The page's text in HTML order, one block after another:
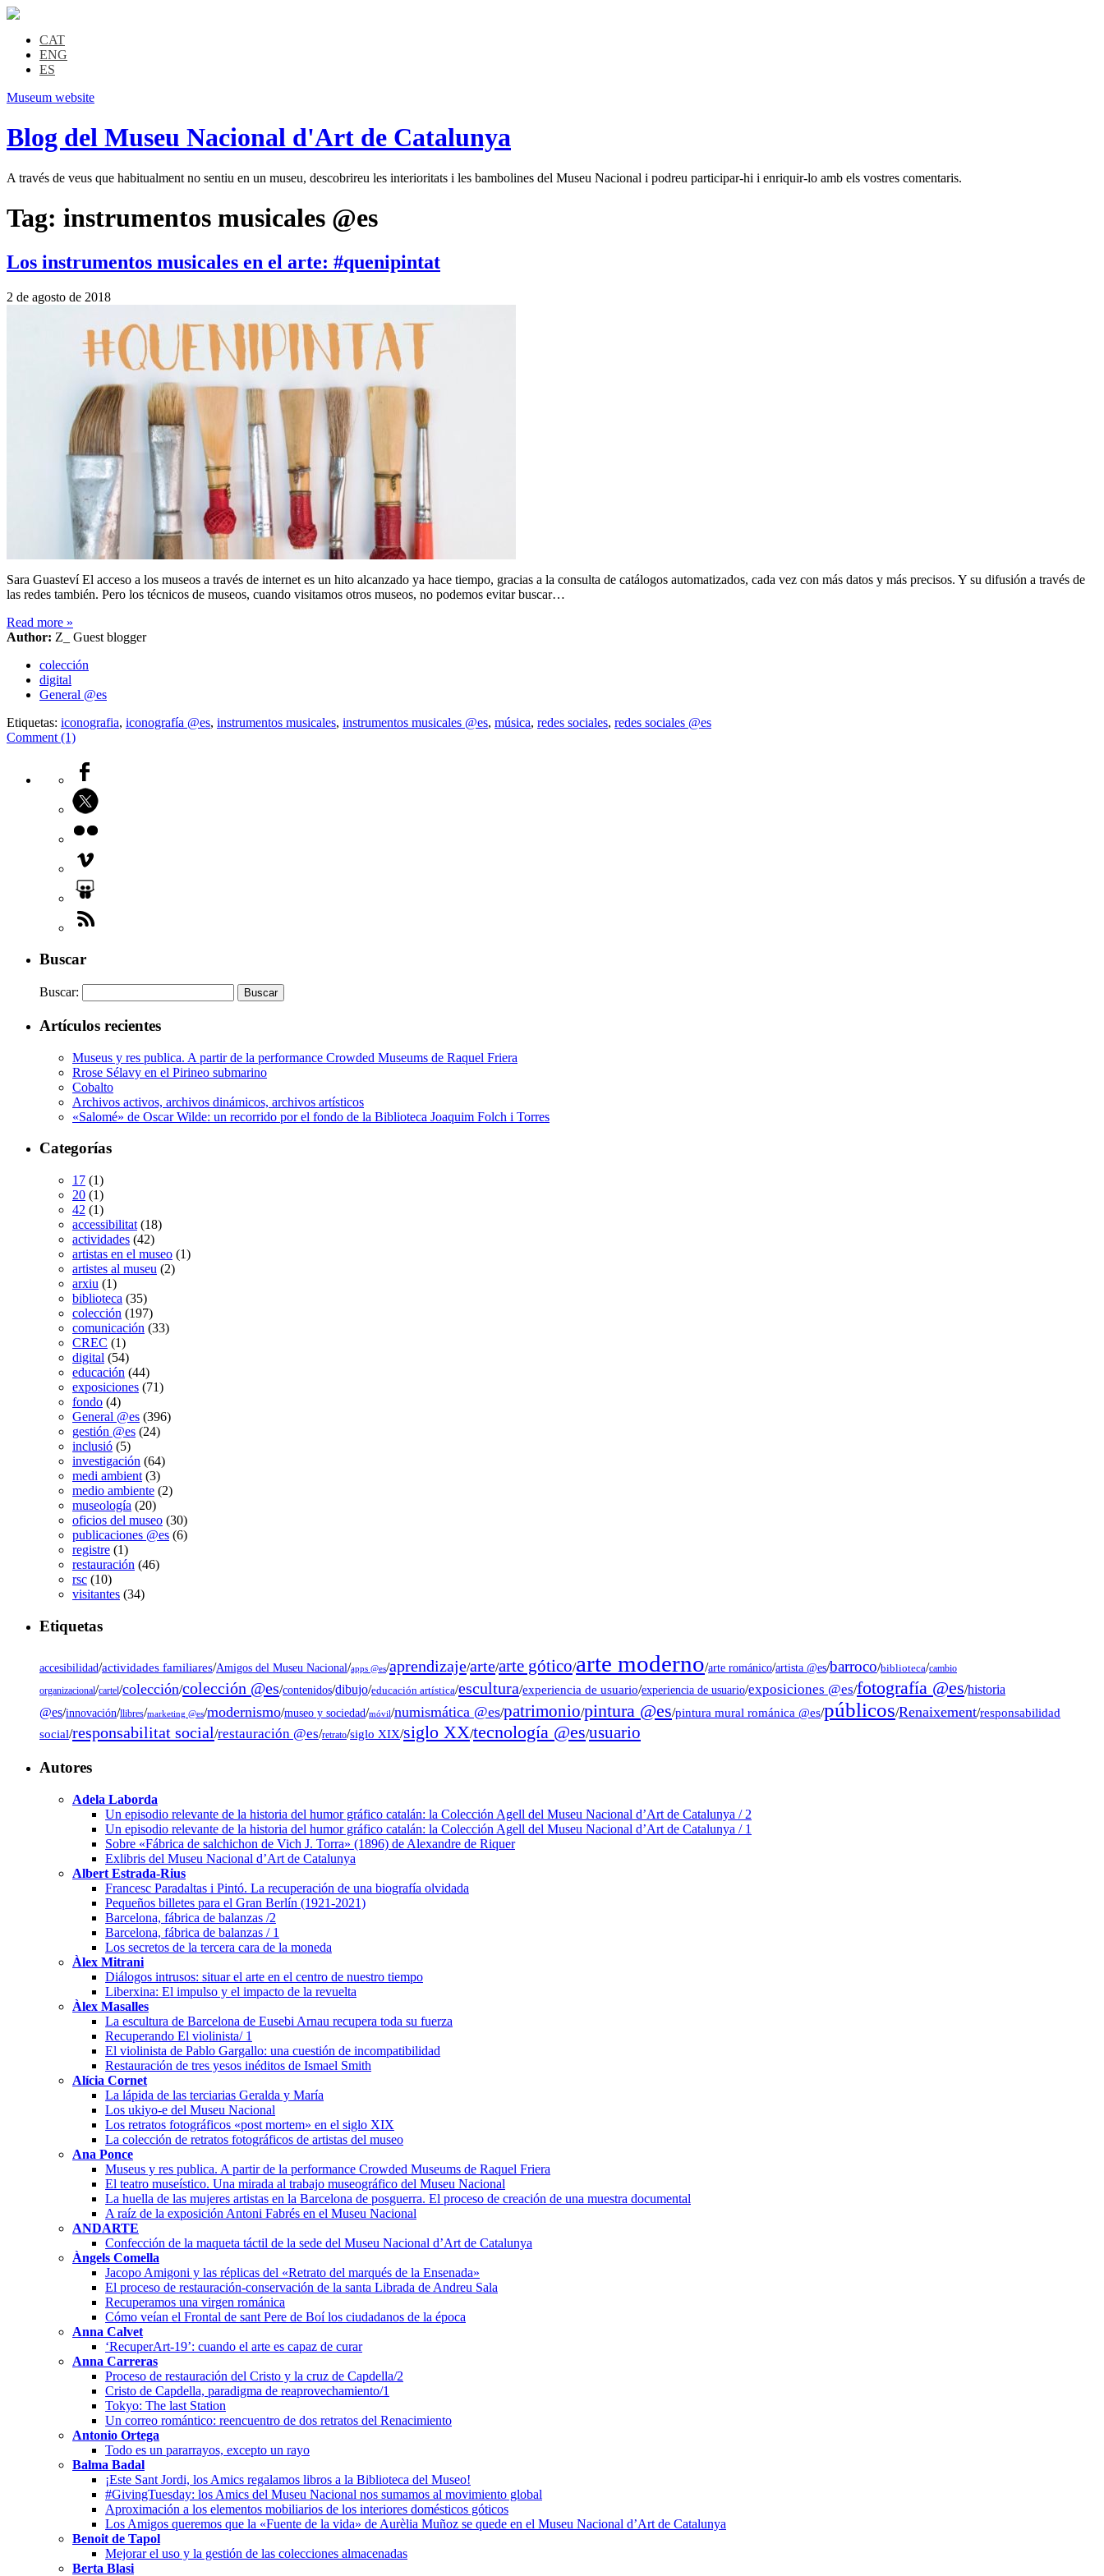
CAT
ENG
ES
Museum website
Blog del Museu Nacional d'Art de Catalunya
A través de veus que habitualment no sentiu en un museu, descobrireu les interioritats i les bambolines del Museu Nacional i podreu participar-hi i enriquir-lo amb els vostres comentaris.
Tag: instrumentos musicales @es
Los instrumentos musicales en el arte: #quenipintat
2 de agosto de 2018
Sara Guasteví El acceso a los museos a través de internet es un hito alcanzado ya hace tiempo, gracias a la consulta de catálogos automatizados, cada vez con más datos y más precisos. Y su difusión a través de
las redes también. Pero los técnicos de museos, cuando visitamos otros museos, no podemos evitar buscar…
Read more »
Author: Z_ Guest blogger
colección
digital
General @es
Etiquetas: iconografia, iconografía @es, instrumentos musicales, instrumentos musicales @es, música, redes sociales, redes sociales @es
Comment (1)
Buscar
Buscar:
Artículos recientes
Museus y res publica. A partir de la performance Crowded Museums de Raquel Friera
Rrose Sélavy en el Pirineo submarino
Cobalto
Archivos activos, archivos dinámicos, archivos artísticos
«Salomé» de Oscar Wilde: un recorrido por el fondo de la Biblioteca Joaquim Folch i Torres
Categorías
17 (1)
20 (1)
42 (1)
accessibilitat (18)
actividades (42)
artistas en el museo (1)
artistes al museu (2)
arxiu (1)
biblioteca (35)
colección (197)
comunicación (33)
CREC (1)
digital (54)
educación (44)
exposiciones (71)
fondo (4)
General @es (396)
gestión @es (24)
inclusió (5)
investigación (64)
medi ambient (3)
medio ambiente (2)
museología (20)
oficios del museo (30)
publicaciones @es (6)
registre (1)
restauración (46)
rsc (10)
visitantes (34)
Etiquetas
accesibilidad/actividades familiares/Amigos del Museu Nacional/apps @es/aprendizaje/arte/arte gótico/arte moderno/arte románico/artista @es/barroco/biblioteca/cambio
organizacional/cartel/colección/colección @es/contenidos/dibujo/educación artística/escultura/experiencia de usuario/experiencia de usuario/exposiciones @es/fotografía @es/historia
@es/innovación/llibres/marketing @es/modernismo/museo y sociedad/móvil/numismática @es/patrimonio/pintura @es/pintura mural románica @es/públicos/Renaixement/responsabilidad
social/responsabilitat social/restauración @es/retrato/siglo XIX/siglo XX/tecnología @es/usuario
Autores
Adela Laborda
Un episodio relevante de la historia del humor gráfico catalán: la Colección Agell del Museu Nacional d’Art de Catalunya / 2
Un episodio relevante de la historia del humor gráfico catalán: la Colección Agell del Museu Nacional d’Art de Catalunya / 1
Sobre «Fábrica de salchichon de Vich J. Torra» (1896) de Alexandre de Riquer
Exlibris del Museu Nacional d’Art de Catalunya
Albert Estrada-Rius
Francesc Paradaltas i Pintó. La recuperación de una biografía olvidada
Pequeños billetes para el Gran Berlín (1921-2021)
Barcelona, fábrica de balanzas /2
Barcelona, fábrica de balanzas / 1
Los secretos de la tercera cara de la moneda
Àlex Mitrani
Diálogos intrusos: situar el arte en el centro de nuestro tiempo
Liberxina: El impulso y el impacto de la revuelta
Àlex Masalles
La escultura de Barcelona de Eusebi Arnau recupera toda su fuerza
Recuperando El violinista/ 1
El violinista de Pablo Gargallo: una cuestión de incompatibilidad
Restauración de tres yesos inéditos de Ismael Smith
Alícia Cornet
La lápida de las terciarias Geralda y María
Los ukiyo-e del Museu Nacional
Los retratos fotográficos «post mortem» en el siglo XIX
La colección de retratos fotográficos de artistas del museo
Ana Ponce
Museus y res publica. A partir de la performance Crowded Museums de Raquel Friera
El teatro museístico. Una mirada al trabajo museográfico del Museu Nacional
La huella de las mujeres artistas en la Barcelona de posguerra. El proceso de creación de una muestra documental
A raíz de la exposición Antoni Fabrés en el Museu Nacional
ANDARTE
Confección de la maqueta táctil de la sede del Museu Nacional d’Art de Catalunya
Àngels Comella
Jacopo Amigoni y las réplicas del «Retrato del marqués de la Ensenada»
El proceso de restauración-conservación de la santa Librada de Andreu Sala
Recuperamos una virgen románica
Cómo veían el Frontal de sant Pere de Boí los ciudadanos de la época
Anna Calvet
‘RecuperArt-19’: cuando el arte es capaz de curar
Anna Carreras
Proceso de restauración del Cristo y la cruz de Capdella/2
Cristo de Capdella, paradigma de reaprovechamiento/1
Tokyo: The last Station
Un correo romántico: reencuentro de dos retratos del Renacimiento
Antonio Ortega
Todo es un pararrayos, excepto un rayo
Balma Badal
¡Este Sant Jordi, los Amics regalamos libros a la Biblioteca del Museo!
#GivingTuesday: los Amics del Museu Nacional nos sumamos al movimiento global
Aproximación a los elementos mobiliarios de los interiores domésticos góticos
Los Amigos queremos que la «Fuente de la vida» de Aurèlia Muñoz se quede en el Museu Nacional d’Art de Catalunya
Benoit de Tapol
Mejorar el uso y la gestión de las colecciones almacenadas
Berta Blasi